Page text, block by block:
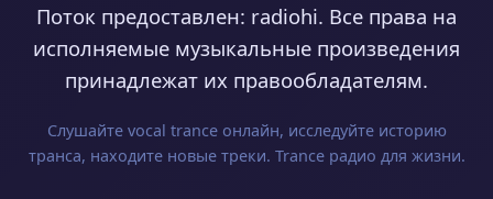
Поток предоставлен: radiohi. Все права на
исполняемые музыкальные произведения
принадлежат их правообладателям.
Слушайте vocal trance онлайн, исследуйте историю
транса, находите новые треки. Trance радио для жизни.